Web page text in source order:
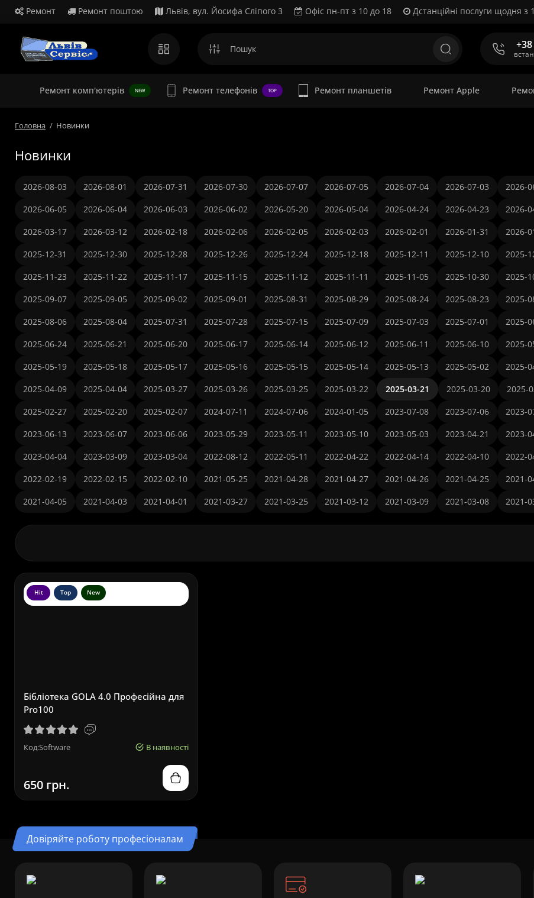
Ремонт Ремонт поштою Львів, вул. Йосифа Сліпого 3 Офіс пн-пт з 10 до 18 Дстанційні послуги щодня з
Ремонт комп'ютерів NEW Ремонт телефонів TOP Ремонт планшетів Ремонт Apple
Головна Новинки
Новинки
2026-08-03 2026-08-01 2026-07-31 2026-07-30 2026-07-07 2026-07-05 2026-07-04 2026-07-03 2026-
2026-06-05
2026-06-04 2026-06-03 2026-06-02 2026-05-20 2026-05-04 2026-04-24 2026-04-23 2026-
2026-03-17
2026-03-12 2026-02-18 2026-02-06 2026-02-05 2026-02-03 2026-02-01 2026-01-31 2026-
2025-12-31
2025-12-30 2025-12-28 2025-12-26 2025-12-24 2025-12-18 2025-12-11 2025-12-10 2025-
2025-11-23
2025-11-22 2025-11-17 2025-11-15 2025-11-12 2025-11-11 2025-11-05 2025-10-30 2025-
2025-09-07
2025-09-05 2025-09-02 2025-09-01 2025-08-31 2025-08-29 2025-08-24 2025-08-23 2025-
2025-08-06
2025-08-04 2025-07-31 2025-07-28 2025-07-15 2025-07-09 2025-07-03 2025-07-01 2025-
2025-06-24
2025-06-21 2025-06-20 2025-06-17 2025-06-14 2025-06-12 2025-06-11 2025-06-10 2025-
2025-05-19
2025-05-18 2025-05-17 2025-05-16 2025-05-15 2025-05-14 2025-05-13 2025-05-02 2025-
2025-04-09
2025-04-04 2025-03-27 2025-03-26 2025-03-25 2025-03-22 2025-03-21 2025-03-20 2025-
2025-02-27
2025-02-20 2025-02-07 2024-07-11 2024-07-06 2024-01-05 2023-07-08 2023-07-06 2023-
2023-06-13
2023-06-07 2023-06-06 2023-05-29 2023-05-11 2023-05-10 2023-05-03 2023-04-21 2023-
2023-04-04
2023-03-09 2023-03-04 2022-08-12 2022-05-11 2022-04-22 2022-04-14 2022-04-10 2022-
2022-02-19
2022-02-15 2022-02-10 2021-05-25 2021-04-28 2021-04-27 2021-04-26 2021-04-25 2021-
2021-04-05
2021-04-03 2021-04-01 2021-03-27 2021-03-25 2021-03-12 2021-03-09 2021-03-08 2021-
Hit Top New
Бібліотека GOLA 4.0 Професійна для
Pro100
Код:Software В наявності
650 грн.
Довіряйте роботу професіоналам